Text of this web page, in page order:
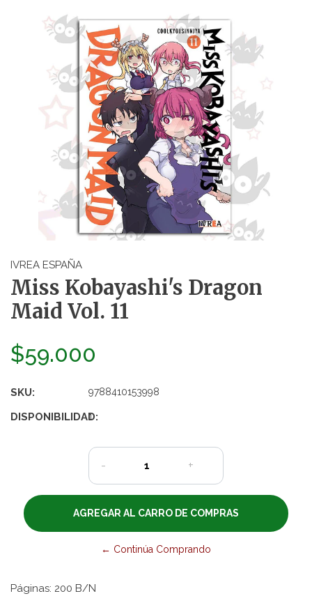
IVREA ESPAÑA
Miss Kobayashi's Dragon
Maid Vol. 11
$59.000
SKU: 9788410153998
DISPONIBILIDAD:
1
- +
← Continúa Comprando
Páginas: 200 B/N